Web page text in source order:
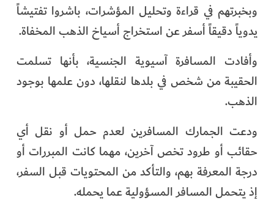
وبخبرتهم في قراءة وتحليل المؤشرات، باشروا تفتيشاً
يدوياً دقيقاً أسفر عن استخراج أسياخ الذهب المخفاة.
وأفادت المسافرة آسيوية الجنسية، بأنها تسلمت
الحقيبة من شخص في بلدها لنقلها، دون علمها بوجود
الذهب.
ودعت الجمارك المسافرين لعدم حمل أو نقل أي
حقائب أو طرود تخص آخرين، مهما كانت المبررات أو
درجة المعرفة بهم، والتأكد من المحتويات قبل السفر،
إذ يتحمل المسافر المسؤولية عما يحمله.